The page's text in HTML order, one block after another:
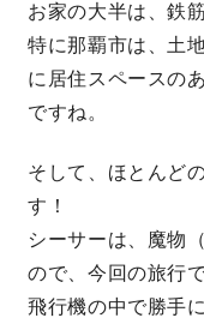
ラインナップ
最響の家
Groovin’
nattoku住宅
Glass Arts
お家の大半は、鉄
特に那覇市は、土
に居住スペースの
ですね。
そして、ほとんど
す！
シーサーは、魔物
ので、今回の旅行
飛行機の中で勝手